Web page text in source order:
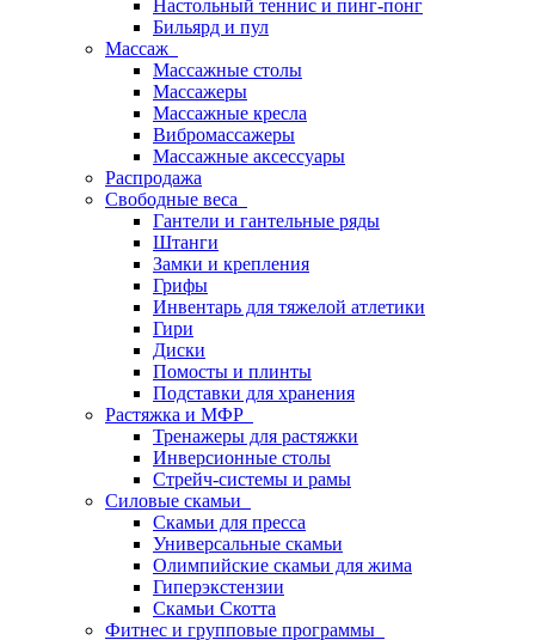
Настольный теннис и пинг-понг
Бильярд и пул
Массаж
Массажные столы
Массажеры
Массажные кресла
Вибромассажеры
Массажные аксессуары
Распродажа
Свободные веса
Гантели и гантельные ряды
Штанги
Замки и крепления
Грифы
Инвентарь для тяжелой атлетики
Гири
Диски
Помосты и плинты
Подставки для хранения
Растяжка и МФР
Тренажеры для растяжки
Инверсионные столы
Стрейч-системы и рамы
Силовые скамьи
Скамьи для пресса
Универсальные скамьи
Олимпийские скамьи для жима
Гиперэкстензии
Скамьи Скотта
Фитнес и групповые программы